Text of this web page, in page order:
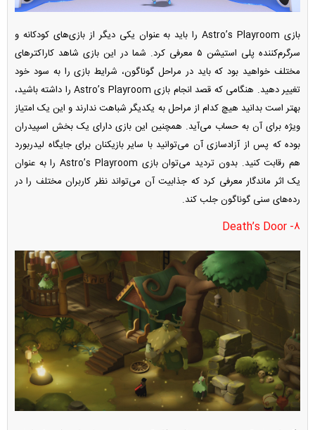
بازی Astro’s Playroom را باید به عنوان یکی دیگر از بازی‌های کودکانه و
سرگرم‌کننده پلی استیشن ۵ معرفی کرد. شما در این بازی شاهد کاراکتر‌های
مختلف خواهید بود که باید در مراحل گوناگون، شرایط بازی را به سود خود
تغییر دهید. هنگامی که قصد انجام بازی Astro’s Playroom را داشته باشید،
بهتر است بدانید هیچ کدام از مراحل به یکدیگر شباهت ندارند و این یک امتیاز
ویژه برای آن به حساب می‌آید. همچنین این بازی دارای یک بخش اسپیدران
بوده که پس از آزادسازی آن می‌توانید با سایر بازیکنان برای جایگاه لیدربورد
هم رقابت کنید. بدون تردید می‌توان بازی Astro’s Playroom را به عنوان
یک اثر ماندگار معرفی کرد که جذابیت آن می‌تواند نظر کاربران مختلف را در
رده‌های سنی گوناگون جلب کند.
۸- Death’s Door